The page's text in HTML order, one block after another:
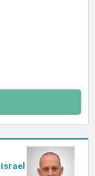
Israel